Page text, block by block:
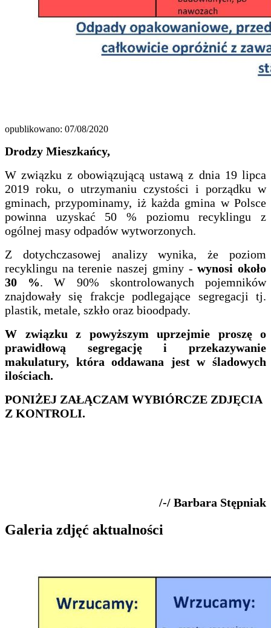
opublikowano: 07/08/2020
Drodzy Mieszkańcy,
W związku z obowiązującą ustawą z dnia 19 lipca
2019 roku, o utrzymaniu czystości i porządku w
gminach, przypominamy, iż każda gmina w Polsce
powinna uzyskać 50 % poziomu recyklingu z
ogólnej masy odpadów wytworzonych.
Z dotychczasowej analizy wynika, że poziom
recyklingu na terenie naszej gminy -wynosi około
30 %. W 90% skontrolowanych pojemników
znajdowały się frakcje podlegające segregacji tj.
plastik, metale, szkło oraz bioodpady.
W związku z powyższym uprzejmie proszę o
prawidłową segregację i przekazywanie
makulatury, która oddawana jest w śladowych
ilościach.
PONIŻEJ ZAŁĄCZAM WYBIÓRCZE ZDJĘCIA
Z KONTROLI.
/-/ Barbara Stępniak
Galeria zdjęć aktualności